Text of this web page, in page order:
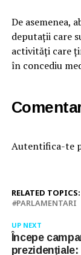
De asemenea,
deputații care
activități care
în concediu
Autentifica-te
RELATED TOPICS:
PARLAMENTARI
UP NEXT
Începe